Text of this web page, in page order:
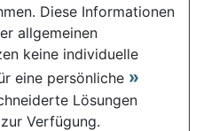
Diese Informationen
allgemeinen
keine individuelle
eine persönliche
Lösungen
Verfügung.